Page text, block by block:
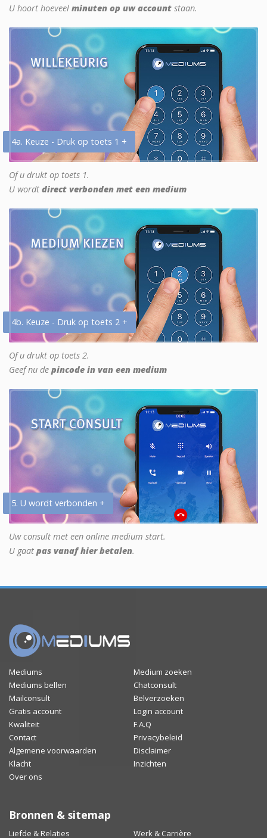
U hoort hoeveel minuten op uw account staan.
4a. Keuze - Druk op toets 1 +
Of u drukt op toets 1.
U wordt direct verbonden met een medium
4b. Keuze - Druk op toets 2 +
Of u drukt op toets 2.
Geef nu de pincode in van een medium
5. U wordt verbonden +
Uw consult met een online medium start.
U gaat pas vanaf hier betalen.
Mediums
Medium zoeken
Mediums bellen
Chatconsult
Mailconsult
Belverzoeken
Gratis account
Login account
Kwaliteit
F.A.Q
Contact
Privacybeleid
Algemene voorwaarden
Disclaimer
Klacht
Inzichten
Over ons
Bronnen & sitemap
Liefde & Relaties Werk & Carrière